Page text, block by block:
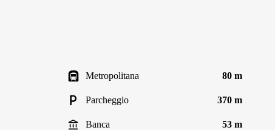
Metropolitana 80 m
Parcheggio 370 m
Banca 53 m